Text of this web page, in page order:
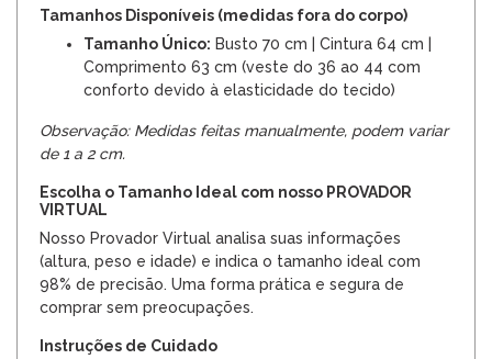
Tamanhos Disponíveis (medidas fora do corpo)
Tamanho Único: Busto 70 cm | Cintura 64 cm |
Comprimento 63 cm (veste do 36 ao 44 com
conforto devido à elasticidade do tecido)
Observação: Medidas feitas manualmente, podem variar
de 1 a 2 cm.
Escolha o Tamanho Ideal com nosso PROVADOR
VIRTUAL
Nosso Provador Virtual analisa suas informações
(altura, peso e idade) e indica o tamanho ideal com
98% de precisão. Uma forma prática e segura de
comprar sem preocupações.
Instruções de Cuidado